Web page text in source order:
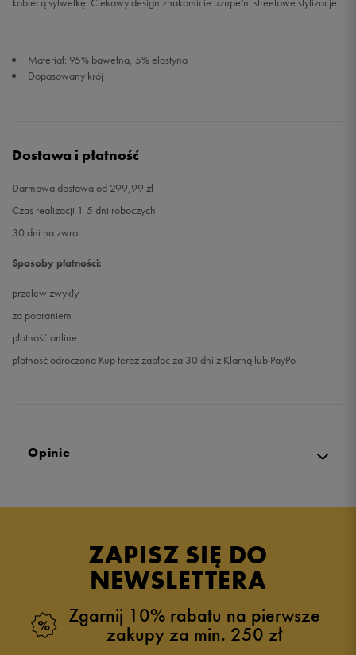
Materiał: 95% bawełna, 5% elastyna
Dopasowany krój
Dostawa i płatność
Darmowa dostawa od 299,99 zł
Czas realizacji 1-5 dni roboczych
30 dni na zwrot
Sposoby płatności:
przelew zwykły
za pobraniem
płatność online
płatność odroczona Kup teraz zapłać za 30 dni z Klarną lub PayPo
Opinie
ZAPISZ SIĘ DO
NEWSLETTERA
Zgarnij 10% rabatu na pierwsze
zakupy za min. 250 zł